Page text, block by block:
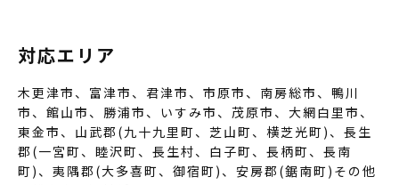
対応エリア
木更津市、富津市、君津市、市原市、南房総市、鴨川
市、館山市、勝浦市、いすみ市、茂原市、大網白里市、
東金市、山武郡(九十九里町、芝山町、横芝光町)、長生
郡(一宮町、睦沢町、長生村、白子町、長柄町、長南
町)、夷隅郡(大多喜町、御宿町)、安房郡(鋸南町)その他